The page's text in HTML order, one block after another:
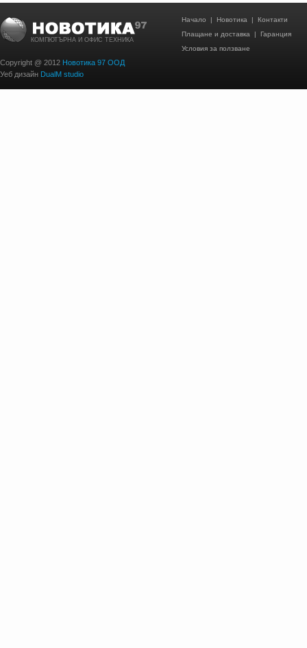
КОМПЮТЪРНА И ОФИС ТЕХНИКА
Copyright @ 2012 Новотика 97 ООД
Уеб дизайн DualM studio
Начало | Новотика | Контакти
Плащане и доставка | Гаранция
Условия за ползване